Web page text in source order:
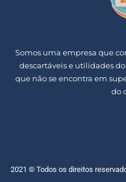
Somos uma empresa que
descartáveis e utilidades
que não se encontra em
do
2021 © Todos os direitos